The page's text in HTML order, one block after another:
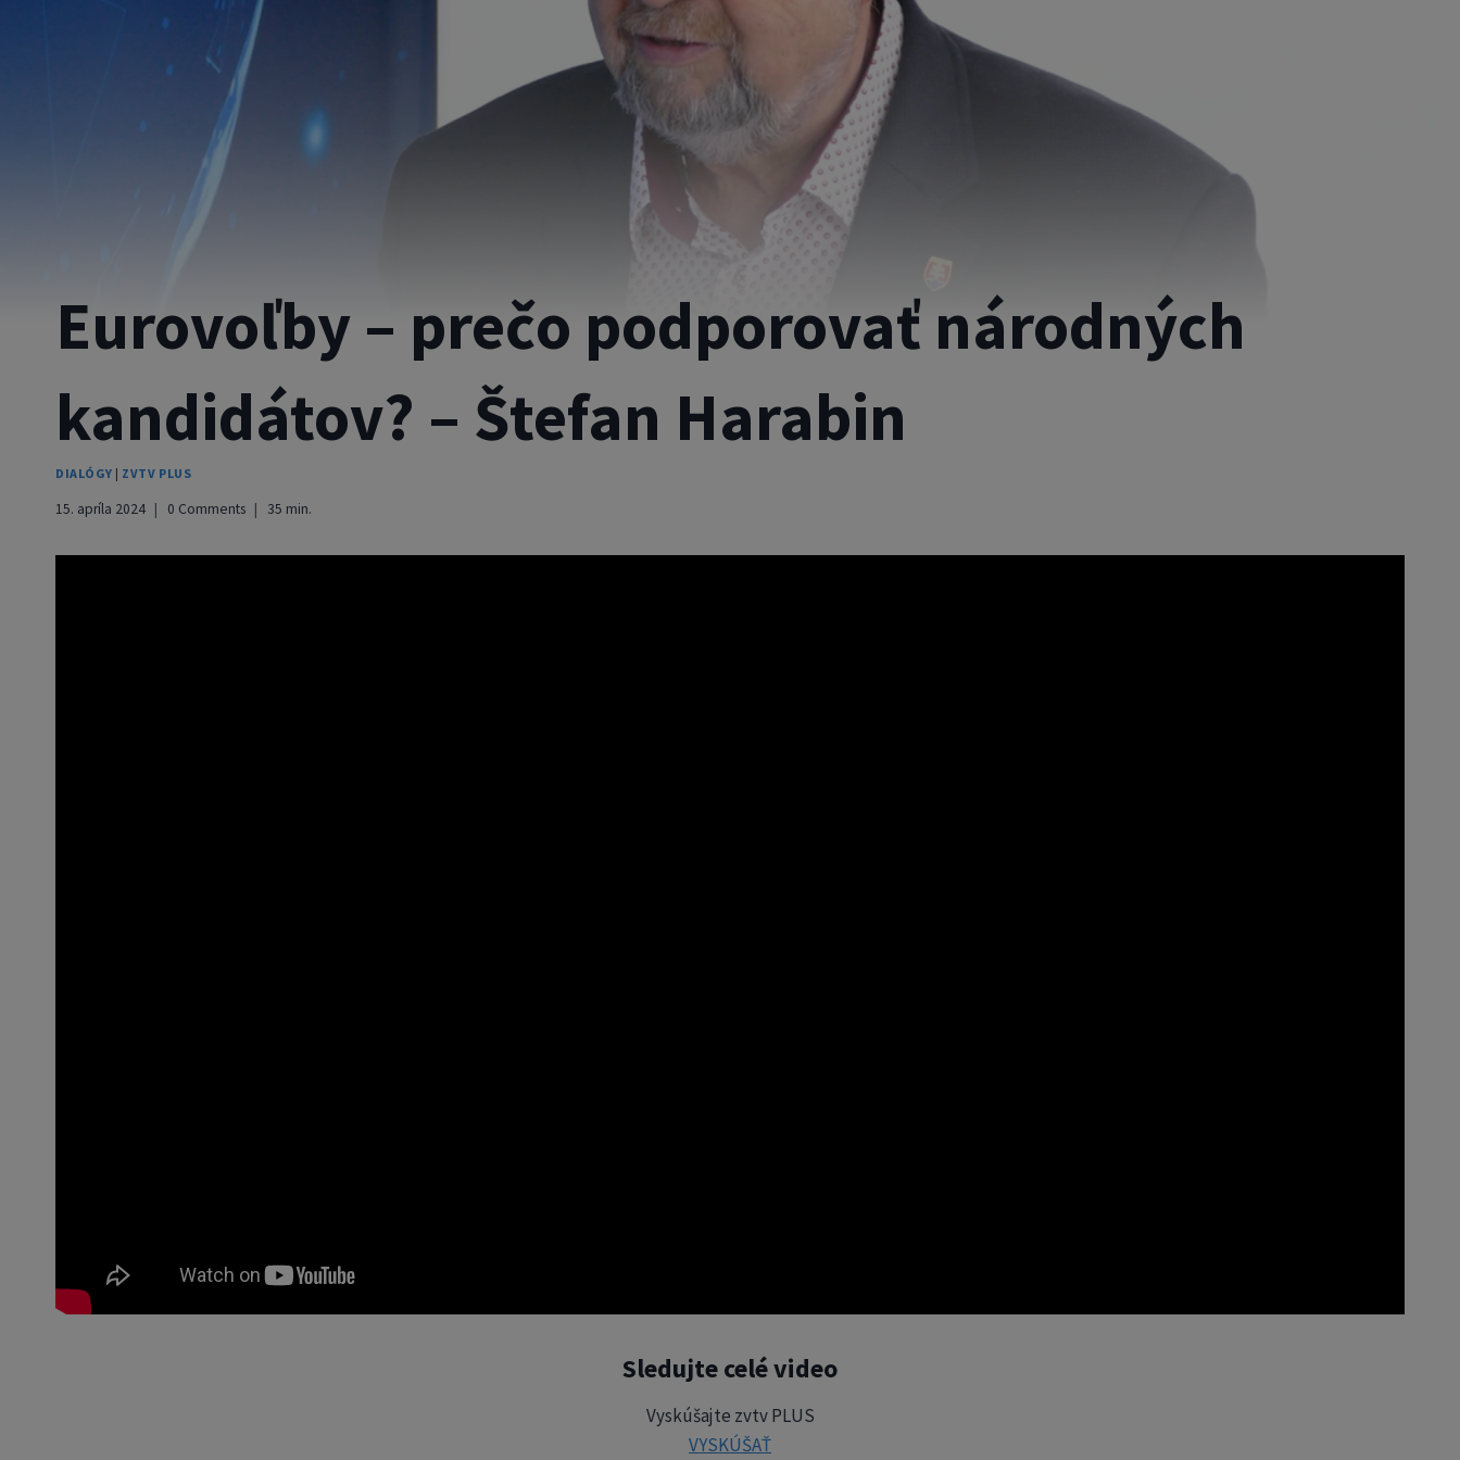
Eurovoľby – prečo podporovať národných
kandidátov? – Štefan Harabin
DIALÓGY | ZVTV PLUS
15. apríla 2024 0 Comments 35 min.
Sledujte celé video
Vyskúšajte zvtv PLUS
VYSKÚŠAŤ